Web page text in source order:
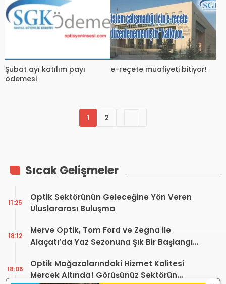
Şubat ayı katılım payı
ödemesi
e-reçete muafiyeti bitiyor!
1 2
Sıcak Gelişmeler
Optik Sektörünün Geleceğine Yön Veren
Uluslararası Buluşma
11:25
Merve Optik, Tom Ford ve Zegna ile
Alaçatı’da Yaz Sezonuna Şık Bir Başlangıç ​​
18:12
Optik Mağazalarındaki Hizmet Kalitesi
Mercek Altında! Görüşünüz Sektörün
18:06